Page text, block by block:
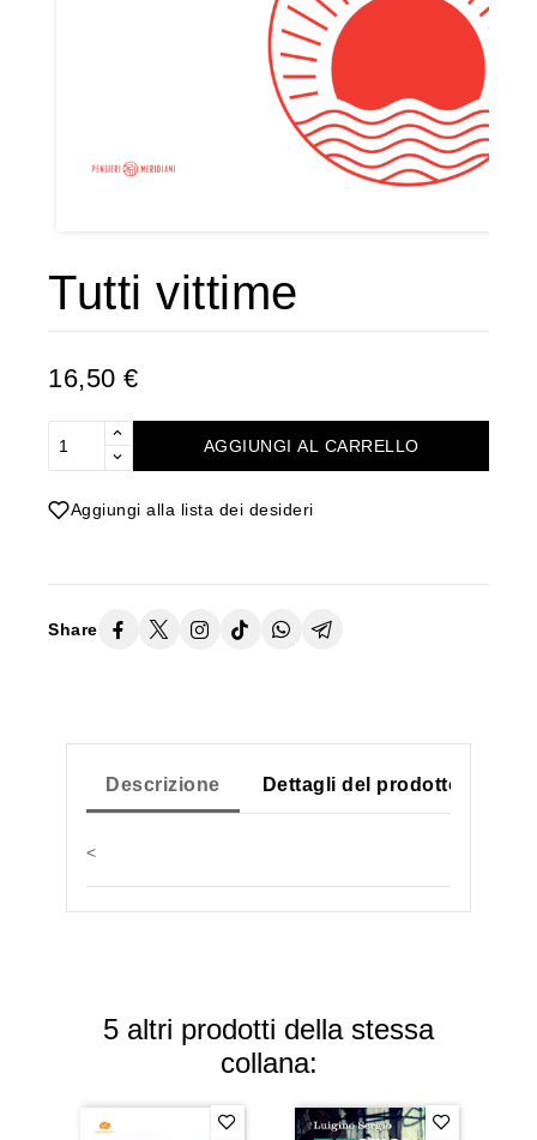
Tutti vittime
16,50 €
AGGIUNGI AL CARRELLO
Aggiungi alla lista dei desideri
Share
Descrizione Dettagli del prodotto
<
5 altri prodotti della stessa
collana: